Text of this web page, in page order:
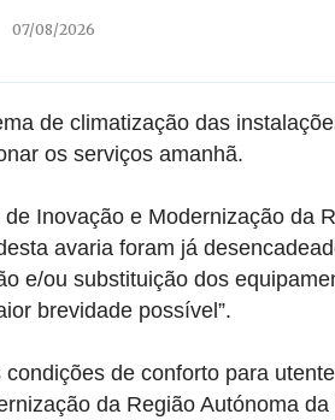
07/08/2026
de climatização das
os serviços amanhã.
Inovação e Modernização da
avaria foram já
e/ou substituição dos
brevidade possível”.
condições de conforto para
da Região Autónoma